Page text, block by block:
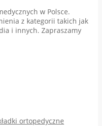
w Polsce.
z kategorii takich jak
i innych. Zapraszamy
ortopedyczne